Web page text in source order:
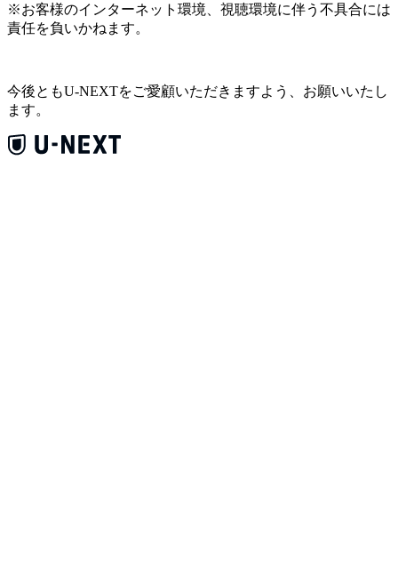
※お客様のインターネット環境、視聴環境に伴う不具合には
責任を負いかねます。
今後ともU-NEXTをご愛顧いただきますよう、お願いいたし
ます。